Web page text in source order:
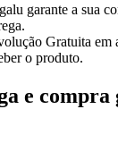
garante a sua
Gratuita em
o produto.
e compra